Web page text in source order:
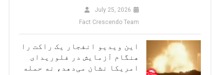
July 25, 2026
Fact Crescendo Team
این ویدیو انفجار یک راکت را
هنگام آزمایش در فلوریدای
امریکا نشان می‌دهد، نه حمله